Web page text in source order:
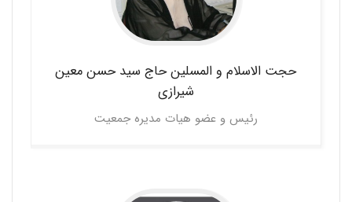
حجت الاسلام و المسلین حاج سید حسنمعین
شیرازی
رئیس و عضو هیات مدیره جمعیت